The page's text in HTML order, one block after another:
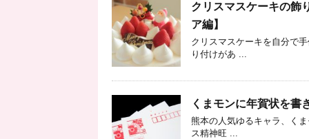
クリスマスケーキの飾
ア編】
クリスマスケーキを自分で
り付けがあ ...
くまモンに年賀状を書
熊本の人気ゆるキャラ、く
ス精神旺 ...